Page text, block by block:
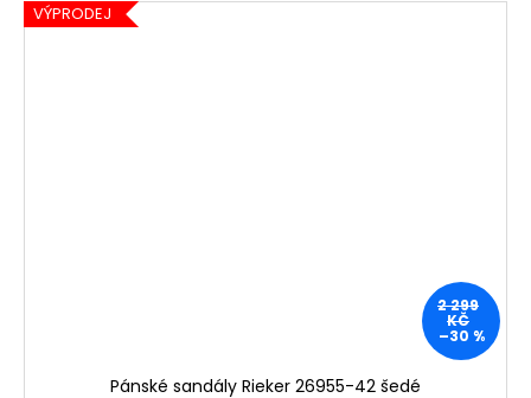
VÝPRODEJ
2 299
KČ
–30 %
Pánské sandály Rieker 26955-42 šedé